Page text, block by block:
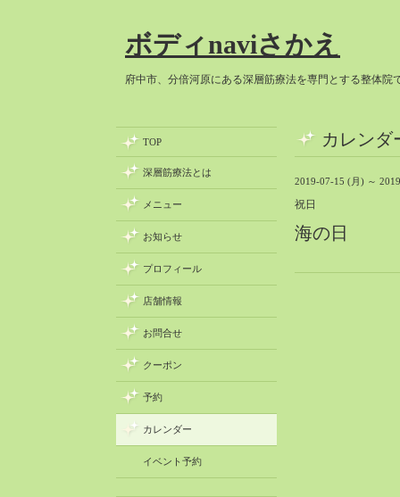
ボディnaviさかえ
府中市、分倍河原にある深層筋療法を専門とする整体院
カレンダ
2019-07-15 (月) ～
祝日
海の日
TOP
深層筋療法とは
メニュー
お知らせ
プロフィール
店舗情報
お問合せ
クーポン
予約
カレンダー
イベント予約